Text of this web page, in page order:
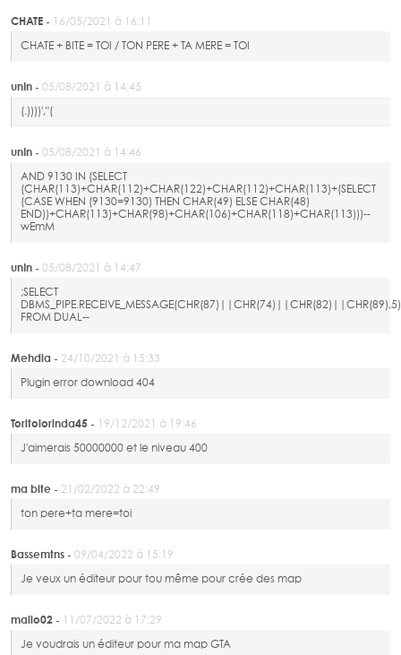
CHATE - 16/05/2021 à 16:11
CHATE + BITE = TOI / TON PERE + TA MERE = TOI
unIn - 05/08/2021 à 14:45
(.))))',"(
unIn - 05/08/2021 à 14:46
AND 9130 IN (SELECT
(CHAR(113)+CHAR(112)+CHAR(122)+CHAR(112)+CHAR(113)+(SELECT
(CASE WHEN (9130=9130) THEN CHAR(49) ELSE CHAR(48)
END))+CHAR(113)+CHAR(98)+CHAR(106)+CHAR(118)+CHAR(113)))--
wEmM
unIn - 05/08/2021 à 14:47
;SELECT
DBMS_PIPE.RECEIVE_MESSAGE(CHR(87)||CHR(74)||CHR(82)||CHR(89),5)
FROM DUAL--
Mehdia - 24/10/2021 à 15:33
Plugin error download 404
Toritolorinda45 - 19/12/2021 à 19:46
J'aimerais 50000000 et le niveau 400
ma bite - 21/02/2022 à 22:49
ton pere+ta mere=toi
Bassemtns - 09/04/2022 à 15:19
Je veux un éditeur pour tou même pour crée des map
mallo02 - 11/07/2022 à 17:29
Je voudrais un éditeur pour ma map GTA